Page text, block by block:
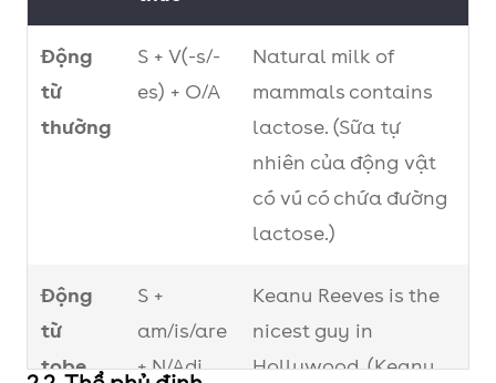
Động
từ
thường
S + V(-s/-
es) + O/A
Natural milk of
mammals contains
lactose. (Sữa tự
nhiên của động vật
có vú có chứa đường
lactose.)
Động
từ
tobe
S +
am/is/are
+ N/Adj
Keanu Reeves is the
nicest guy in
Hollywood. (Keanu